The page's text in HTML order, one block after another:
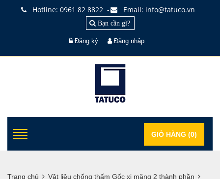
Hotline: 0961 82 8822- Email: info@tatuco.vn
Bạn cần gì?
Đăng ký Đăng nhập
GIỎ HÀNG (0)
Trang chủ
Vật liệu chống thấm Gốc xi măng 2 thành phần